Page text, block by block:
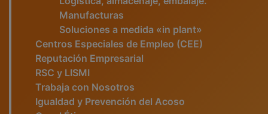
Manufacturas
Soluciones a medida «in plant»
Centros Especiales de Empleo (CEE)
Reputación Empresarial
RSC y LISMI
Trabaja con Nosotros
Igualdad y Prevención del Acoso